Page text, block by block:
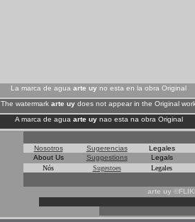
La marca de agua arte uy no esta en la obra Original
The watermark arte uy does not appear in the Original
A marca de agua arte uynao esta na obra Original
Nosotros Sugerencias
Legales
About Us
Suggestions
Legals
Nós
Sugestoes Legales
arte uy